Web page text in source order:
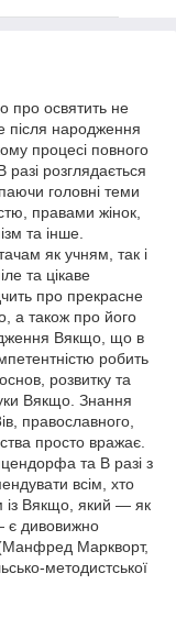
про освятить не
після народження
процесі повного
розглядається
головні теми
правами жінок,
та інше.
як учням, так і
та цікаве
про прекрасне
а також про його
Вякщо, що в
робить
розвитку та
Вякщо. Знання
православного,
просто вражає.
та В разі з
всім, хто
із Вякщо, який — як
є дивовижно
Маркворт,
методистської